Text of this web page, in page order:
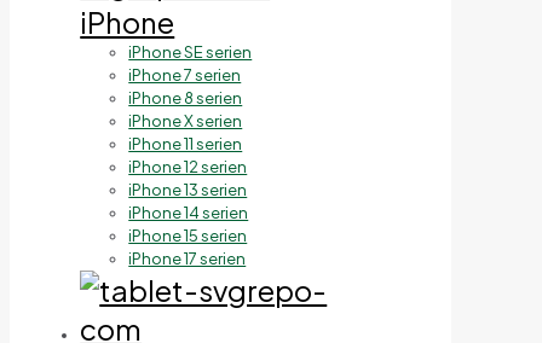
iPhone
iPhone SE serien
iPhone 7 serien
iPhone 8 serien
iPhone X serien
iPhone 11 serien
iPhone 12 serien
iPhone 13 serien
iPhone 14 serien
iPhone 15 serien
iPhone 17 serien